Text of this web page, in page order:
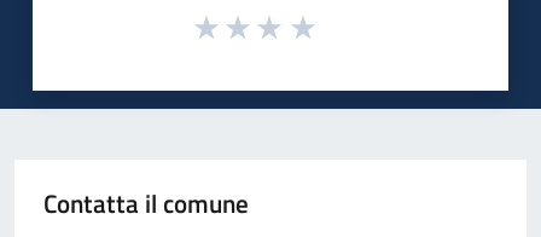
Contatta il comune